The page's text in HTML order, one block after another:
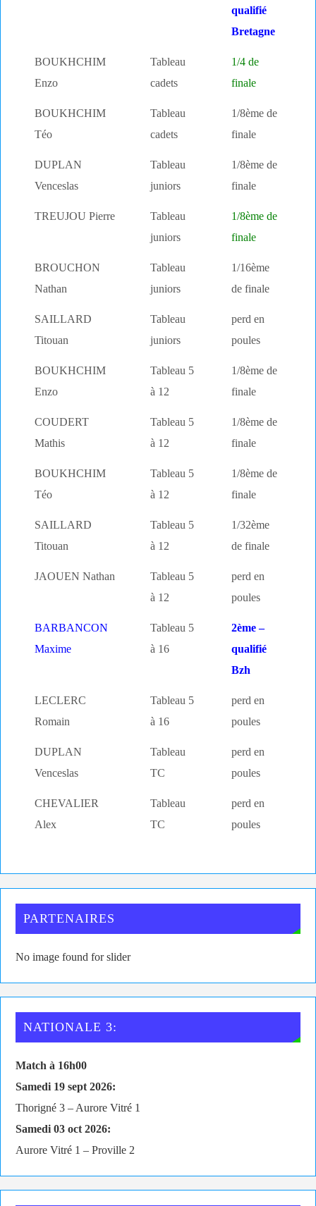
qualifié
Bretagne
BOUKHCHIM
Enzo
Tableau
cadets
1/4 de
finale
BOUKHCHIM
Téo
Tableau
cadets
1/8ème de
finale
DUPLAN
Venceslas
Tableau
juniors
1/8ème de
finale
TREUJOU Pierre
Tableau
juniors
1/8ème de
finale
BROUCHON
Nathan
Tableau
juniors
1/16ème
de finale
SAILLARD
Titouan
Tableau
juniors
perd en
poules
BOUKHCHIM
Enzo
Tableau 5
à 12
1/8ème de
finale
COUDERT
Mathis
Tableau 5
à 12
1/8ème de
finale
BOUKHCHIM
Téo
Tableau 5
à 12
1/8ème de
finale
SAILLARD
Titouan
Tableau 5
à 12
1/32ème
de finale
JAOUEN Nathan
Tableau 5
à 12
perd en
poules
BARBANCON
Maxime
Tableau 5
à 16
2ème –
qualifié
Bzh
LECLERC
Romain
Tableau 5
à 16
perd en
poules
DUPLAN
Venceslas
Tableau
TC
perd en
poules
CHEVALIER
Alex
Tableau
TC
perd en
poules
PARTENAIRES
No image found for slider
NATIONALE 3:
Match à 16h00
Samedi 19 sept 2026:
Thorigné 3 – Aurore Vitré 1
Samedi 03 oct 2026:
Aurore Vitré 1 – Proville 2